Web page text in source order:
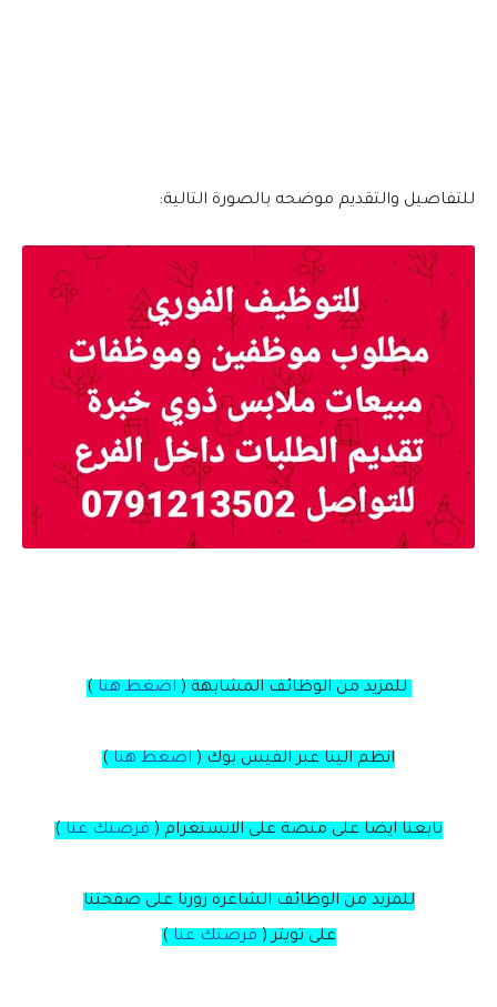
للتفاصيل والتقديم موضحه بالصورة التالية:
للمزيد من الوظائف المشابهة ( اضغط هنا )
انظم الينا عبر الفيس بوك ( اضغط هنا )
تابعنا ايضا على منصة على الانستغرام ( فرصتك عنا )
للمزيد من الوظائف الشاغره زورنا على صفحتنا
على تويتر( فرصتك عنا )